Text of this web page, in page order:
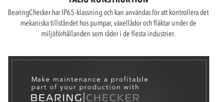
BearingChecker har IP65-klassning och kan användas för att kontrollera det
mekaniska tillståndet hos pumpar, växellådor och fläktar under de
miljöförhållanden som råder i de flesta industrier.